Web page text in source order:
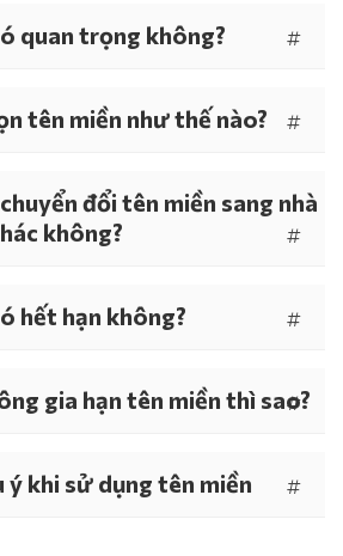
quan trọng không? #
tên miền như thế nào? #
đổi tên miền sang nhà
không?
#
hết hạn không? #
gia hạn tên miền thì sao?
#
khi sử dụng tên miền #